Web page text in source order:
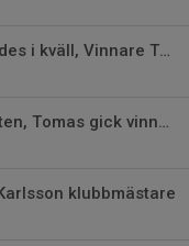
KM 50-skott-gå-längst avgjordes i kväll, Vinnare Tony
KM i Skeet 4*25 avgjort i blåsten, Tomas gick vinnande ur striden
klubbmästare